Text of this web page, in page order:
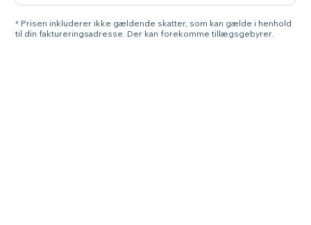
* Prisen inkluderer ikke gældende skatter, som kan gælde i henhold
til din faktureringsadresse. Der kan forekomme tillægsgebyrer.